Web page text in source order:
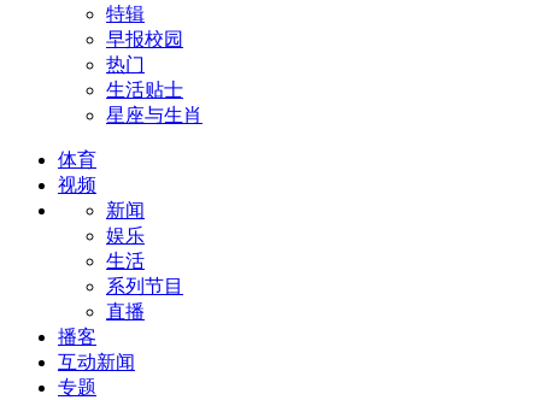
特辑
早报校园
热门
生活贴士
星座与生肖
体育
视频
新闻
娱乐
生活
系列节目
直播
播客
互动新闻
专题